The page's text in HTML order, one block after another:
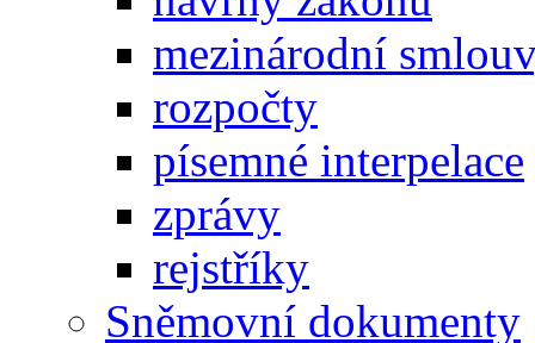
mezinárodní
rozpočty
písemné interpelace
zprávy
rejstříky
Sněmovní dokumenty